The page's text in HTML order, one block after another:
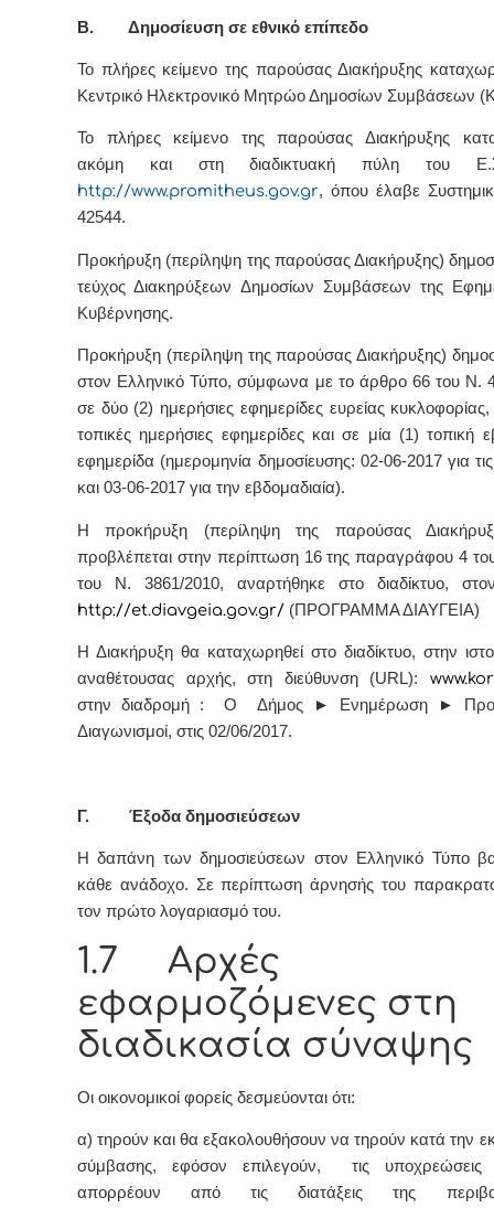
Β. Δημοσίευση σε εθνικό επίπεδο
Το πλήρες κείμενο της παρούσας Διακήρυξης
Κεντρικό Ηλεκτρονικό Μητρώο Δημοσίων Συμβάσεων
Το πλήρες κείμενο της παρούσας Διακήρυξης
ακόμη και στη διαδικτυακή πύλη του
http://www.promitheus.gov.gr, όπου έλαβε
42544.
Προκήρυξη (περίληψη της παρούσας Διακήρυξης)
τεύχος Διακηρύξεων Δημοσίων Συμβάσεων της
Κυβέρνησης.
Προκήρυξη (περίληψη της παρούσας Διακήρυξης)
στον Ελληνικό Τύπο, σύμφωνα με το άρθρο 66 του Ν.
σε δύο (2) ημερήσιες εφημερίδες ευρείας
τοπικές ημερήσιες εφημερίδες και σε μία (1) τοπική
εφημερίδα (ημερομηνία δημοσίευσης: 02-06-2017 για
και 03-06-2017 για την εβδομαδιαία).
Η προκήρυξη (περίληψη της παρούσας
προβλέπεται στην περίπτωση 16 της παραγράφου 4
του Ν. 3861/2010, αναρτήθηκε στο διαδίκτυο,
http://et.diavgeia.gov.gr/ (ΠΡΟΓΡΑΜΜΑ ΔΙΑΥΓΕΙΑ)
Η Διακήρυξη θα καταχωρηθεί στο διαδίκτυο, στην
αναθέτουσας αρχής, στη διεύθυνση (URL): www.
στην διαδρομή : O Δήμος ► Ενημέρωση ►
Διαγωνισμοί, στις 02/06/2017.
Γ. Έξοδα δημοσιεύσεων
Η δαπάνη των δημοσιεύσεων στον Ελληνικό Τύπο
κάθε ανάδοχο. Σε περίπτωση άρνησής του
τον πρώτο λογαριασμό του.
1.7 Αρχές
εφαρμοζόμενες στη
διαδικασία σύναψης
Οι οικονομικοί φορείς δεσμεύονται ότι:
α) τηρούν και θα εξακολουθήσουν να τηρούν κατά την
σύμβασης, εφόσον επιλεγούν, τις
απορρέουν από τις διατάξεις της